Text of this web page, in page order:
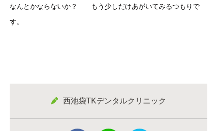
なんとかならないか？ もう少しだけあがいてみるつもりで
す。
西池袋TKデンタルクリニック